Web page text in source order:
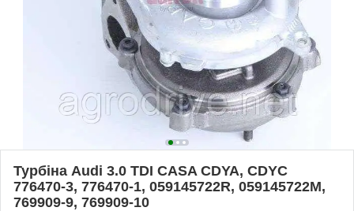
Турбіна Audi 3.0 TDI CASA CDYA, CDYC
776470-3, 776470-1, 059145722R, 059145722M,
769909-9, 769909-10